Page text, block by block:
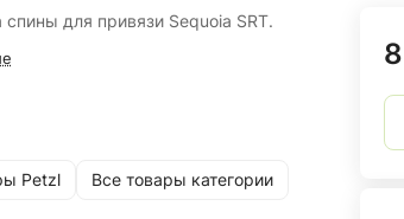
для привязи Sequoia SRT.
Petzl Все товары категории